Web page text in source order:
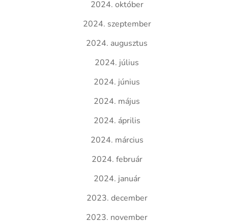
2024. október
2024. szeptember
2024. augusztus
2024. július
2024. június
2024. május
2024. április
2024. március
2024. február
2024. január
2023. december
2023. november